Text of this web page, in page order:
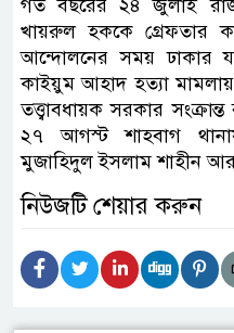
গত বছরের ২৪ জুলাই
খায়রুল হককে গ্রেফতার
আন্দোলনের সময় ঢাকার
কাইয়ুম আহাদ হত্যা
তত্ত্বাবধায়ক সরকার
২৭ আগস্ট শাহবাগ
মুজাহিদুল ইসলাম শাহীন
নিউজটি শেয়ার করুন